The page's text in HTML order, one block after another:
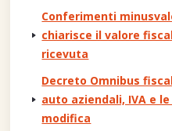
Conferimenti
chiarisce il valore
ricevuta
Decreto Omnibus
auto aziendali, IVA e
modifica